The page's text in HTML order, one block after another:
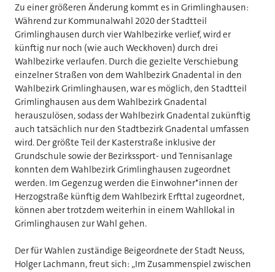
Zu einer größeren Änderung kommt es in Grimlinghausen:
Während zur Kommunalwahl 2020 der Stadtteil
Grimlinghausen durch vier Wahlbezirke verlief, wird er
künftig nur noch (wie auch Weckhoven) durch drei
Wahlbezirke verlaufen. Durch die gezielte Verschiebung
einzelner Straßen von dem Wahlbezirk Gnadental in den
Wahlbezirk Grimlinghausen, war es möglich, den Stadtteil
Grimlinghausen aus dem Wahlbezirk Gnadental
herauszulösen, sodass der Wahlbezirk Gnadental zukünftig
auch tatsächlich nur den Stadtbezirk Gnadental umfassen
wird. Der größte Teil der Kasterstraße inklusive der
Grundschule sowie der Bezirkssport- und Tennisanlage
konnten dem Wahlbezirk Grimlinghausen zugeordnet
werden. Im Gegenzug werden die Einwohner*innen der
Herzogstraße künftig dem Wahlbezirk Erfttal zugeordnet,
können aber trotzdem weiterhin in einem Wahllokal in
Grimlinghausen zur Wahl gehen.
Der für Wahlen zuständige Beigeordnete der Stadt Neuss,
Holger Lachmann, freut sich: „Im Zusammenspiel zwischen